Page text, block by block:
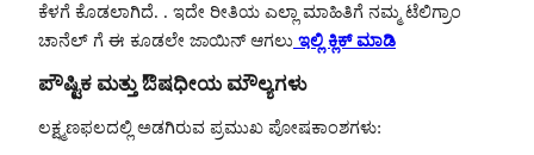
ಕೆಳಗೆ ಕೊಡಲಾಗಿದೆ. . ಇದೇ ರೀತಿಯ ಎಲ್ಲಾ ಮಾಹಿತಿಗೆ ನಮ್ಮ ಟೆಲಿಗ್ರಾಂ
ಚಾನೆಲ್ ಗೆ ಈ ಕೂಡಲೇ ಜಾಯಿನ್ ಆಗಲು ಇಲ್ಲಿ ಕ್ಲಿಕ್ ಮಾಡಿ
ಪೌಷ್ಟಿಕ ಮತ್ತು ಔಷಧೀಯ ಮೌಲ್ಯಗಳು
ಲಕ್ಷ್ಮಣಫಲದಲ್ಲಿ ಅಡಗಿರುವ ಪ್ರಮುಖ ಪೋಷಕಾಂಶಗಳು: